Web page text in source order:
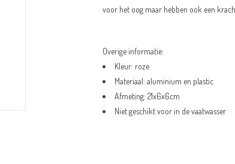
voor het oog maar hebben ook een
Overige informatie:
Kleur: roze
Materiaal: aluminium en plastic
Afmeting: 21x6x6cm
Niet geschikt voor in de vaatwasser